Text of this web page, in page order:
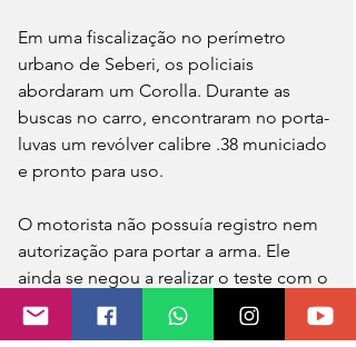
Em uma fiscalização no perímetro
urbano de Seberi, os policiais
abordaram um Corolla. Durante as
buscas no carro, encontraram no porta-
luvas um revólver calibre .38 municiado
e pronto para uso.
O motorista não possuía registro nem
autorização para portar a arma. Ele
ainda se negou a realizar o teste com o
bafômetro e admitiu que havia
ingerido bebida alcoólica.